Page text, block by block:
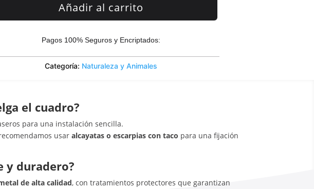
Añadir al carrito
Pagos 100% Seguros y Encriptados:
Categoría: Naturaleza y Animales
el cuadro?
para una instalación sencilla.
usaralcayatas o escarpias con taco para una fijación
y duradero?
de alta calidad, con tratamientos protectores que garantizan